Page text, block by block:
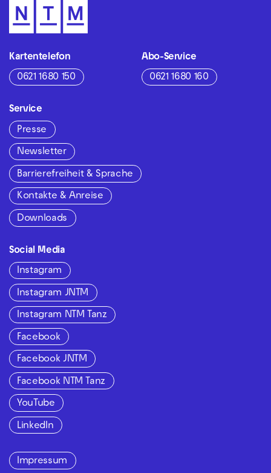
Kartentelefon
0621 1680 150
Abo-Service
0621 1680 160
Service
Presse
Newsletter
Barrierefreiheit & Sprache
Kontakte & Anreise
Downloads
Social Media
Instagram
Instagram JNTM
Instagram NTM Tanz
Facebook
Facebook JNTM
Facebook NTM Tanz
YouTube
LinkedIn
Impressum